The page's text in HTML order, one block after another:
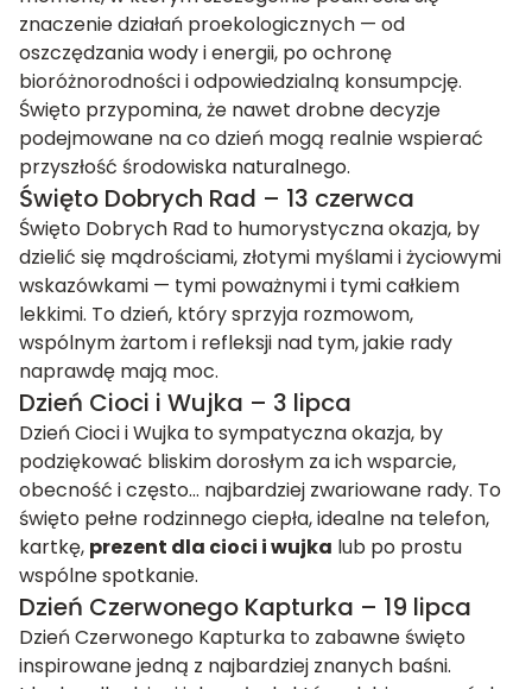
znaczenie działań proekologicznych — od
oszczędzania wody i energii, po ochronę
bioróżnorodności i odpowiedzialną konsumpcję.
Święto przypomina, że nawet drobne decyzje
podejmowane na co dzień mogą realnie wspierać
przyszłość środowiska naturalnego.
Święto Dobrych Rad – 13 czerwca
Święto Dobrych Rad to humorystyczna okazja, by
dzielić się mądrościami, złotymi myślami i życiowymi
wskazówkami — tymi poważnymi i tymi całkiem
lekkimi. To dzień, który sprzyja rozmowom,
wspólnym żartom i refleksji nad tym, jakie rady
naprawdę mają moc.
Dzień Cioci i Wujka – 3 lipca
Dzień Cioci i Wujka to sympatyczna okazja, by
podziękować bliskim dorosłym za ich wsparcie,
obecność i często… najbardziej zwariowane rady. To
święto pełne rodzinnego ciepła, idealne na telefon,
kartkę, prezent dla cioci i wujka lub po prostu
wspólne spotkanie.
Dzień Czerwonego Kapturka – 19 lipca
Dzień Czerwonego Kapturka to zabawne święto
inspirowane jedną z najbardziej znanych baśni.